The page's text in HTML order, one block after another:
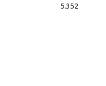
5.352